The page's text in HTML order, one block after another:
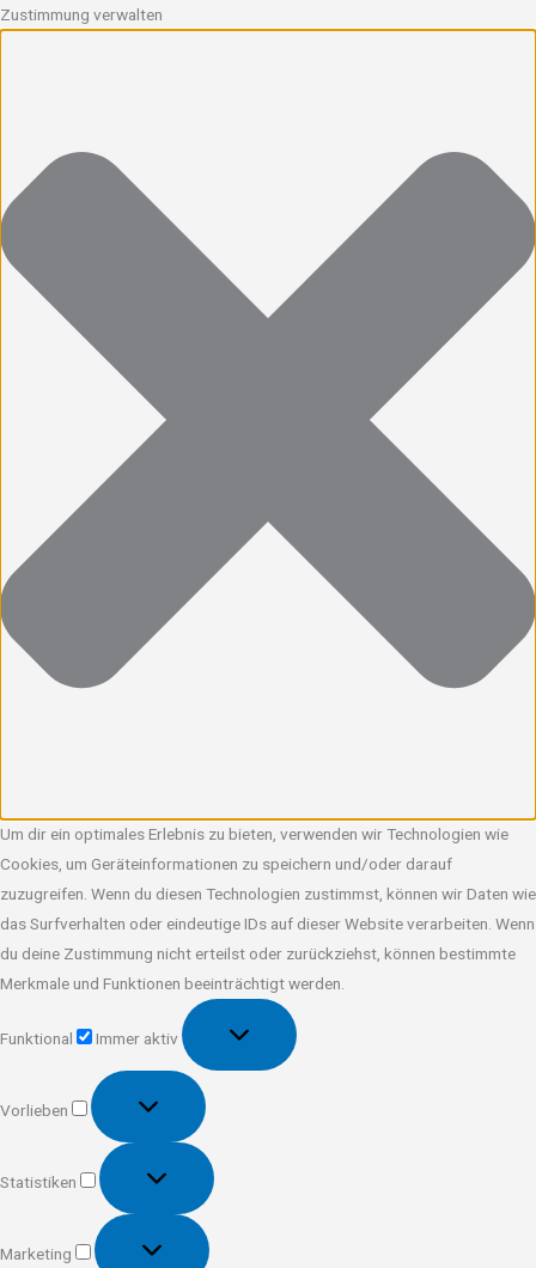
Zustimmung verwalten
Um dir ein optimales Erlebnis zu bieten, verwenden wir Technologien wie
Cookies, um Geräteinformationen zu speichern und/oder darauf
zuzugreifen. Wenn du diesen Technologien zustimmst, können wir Daten wie
das Surfverhalten oder eindeutige IDs auf dieser Website verarbeiten. Wenn
du deine Zustimmung nicht erteilst oder zurückziehst, können bestimmte
Merkmale und Funktionen beeinträchtigt werden.
Funktional
Immer aktiv
Vorlieben
Vorlieben
Statistiken
Statistiken
Marketing
Marketing